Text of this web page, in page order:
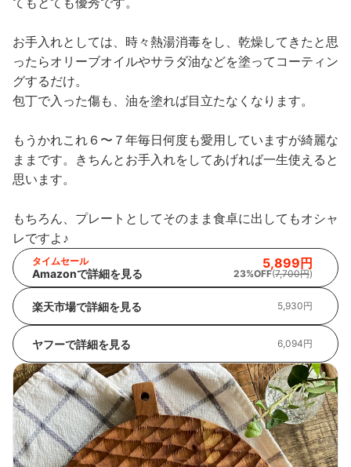
お手入れとしては、時々熱湯消毒をし、乾燥してきたと思
ったらオリーブオイルやサラダ油などを塗ってコーティン
グするだけ。
包丁で入った傷も、油を塗れば目立たなくなります。
もうかれこれ６〜７年毎日何度も愛用していますが綺麗な
ままです。きちんとお手入れをしてあげれば一生使えると
思います。
もちろん、プレートとしてそのまま食卓に出してもオシャ
レですよ♪
タイムセール
Amazonで詳細を見る
5,899円
23%OFF(7,700円)
楽天市場で詳細を見る 5,930円
ヤフーで詳細を見る 6,094円